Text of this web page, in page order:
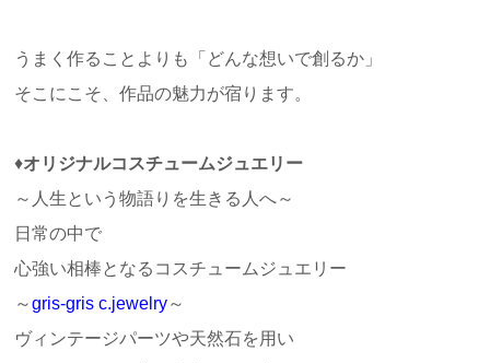
うまく作ることよりも「どんな想いで創るか」
そこにこそ、作品の魅力が宿ります。
♦オリジナルコスチュームジュエリー
～人生という物語りを生きる人へ～
日常の中で
心強い相棒となるコスチュームジュエリー
～gris-gris c.jewelry～
ヴィンテージパーツや天然石を用い